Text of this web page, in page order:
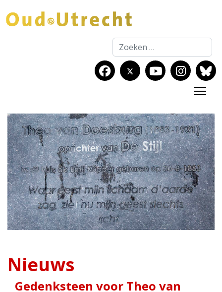
Zoeken
Nieuws
Gedenksteen voor Theo van